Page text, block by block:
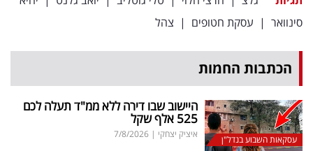
פרסמו
באייס
עקבו
אחרינו:
סינוואר | עסקת חטופים | צהל
הכתבות החמות
עסקאות השבוע בנדל"ן
היישוב שבו דירה ללא ממ"ד תעלה לכם
525 אלף שקל
איציק יצחקי |
7/8/2026